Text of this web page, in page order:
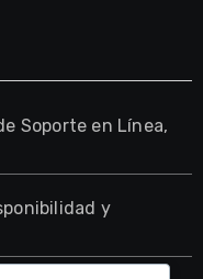
Soporte en Línea,
y